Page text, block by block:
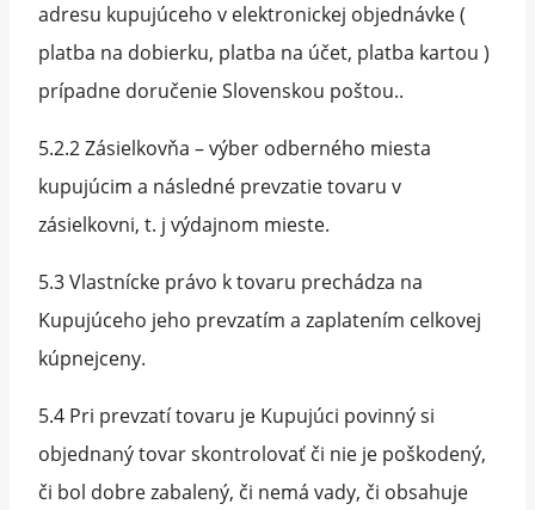
adresu kupujúceho v elektronickej objednávke (
platba na dobierku, platba na účet, platba kartou )
prípadne doručenie Slovenskou poštou..
5.2.2 Zásielkovňa – výber odberného miesta
kupujúcim a následné prevzatie tovaru v
zásielkovni, t. j výdajnom mieste.
5.3 Vlastnícke právo k tovaru prechádza na
Kupujúceho jeho prevzatím a zaplatením celkovej
kúpnejceny.
5.4 Pri prevzatí tovaru je Kupujúci povinný si
objednaný tovar skontrolovať či nie je poškodený,
či bol dobre zabalený, či nemá vady, či obsahuje